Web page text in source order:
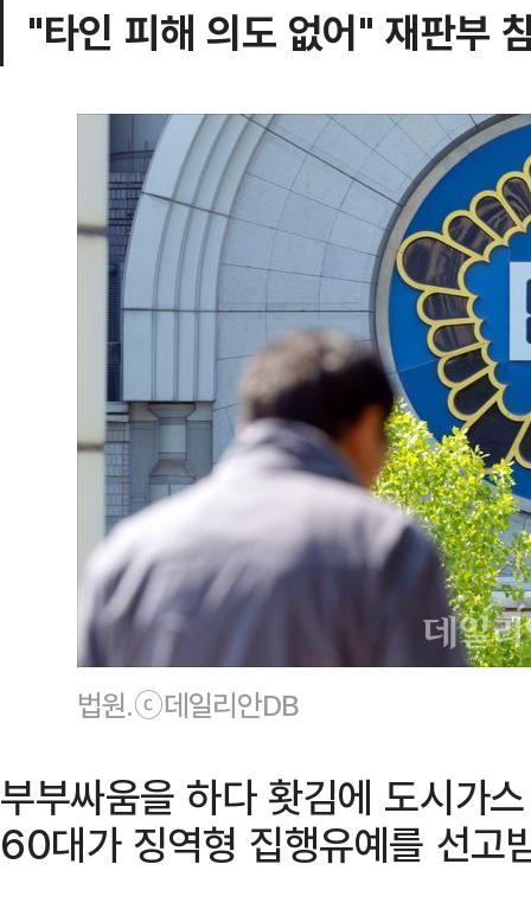
"타인 피해 의도 없어" 재판부
법원.ⓒ데일리안DB
부부싸움을 하다 홧김에 도시가
60대가 징역형 집행유예를 선고